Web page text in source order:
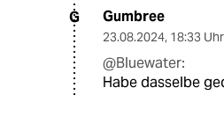
G Gumbree
23.08.2024, 18:33 Uhr
@Bluewater:
Habe dasselbe